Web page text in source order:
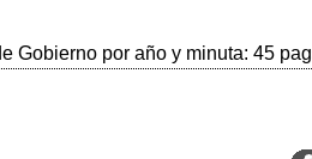
Gobierno por año y minuta: 45